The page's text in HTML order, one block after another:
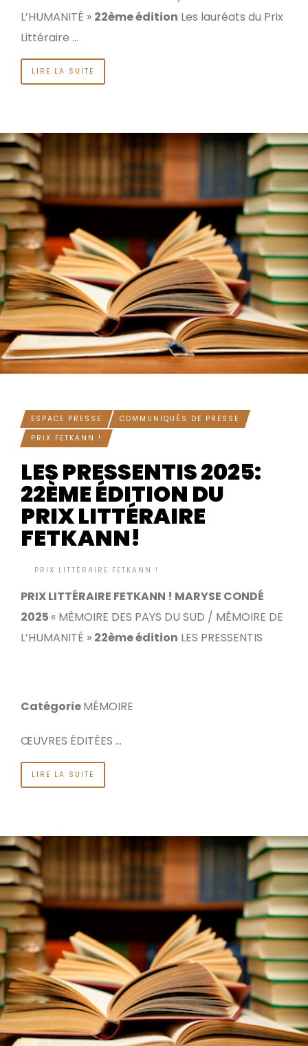
L’HUMANITÉ » 22ème édition Les lauréats du Prix
Littéraire …
LIRE LA SUITE
ESPACE PRESSE
COMMUNIQUÉS DE PRESSE
PRIX FETKANN !
LES PRESSENTIS 2025:
22ÈME ÉDITION DU
PRIX LITTÉRAIRE
FETKANN!
PRIX LITTÉRAIRE FETKANN !
PRIX LITTÉRAIRE FETKANN ! MARYSE CONDÉ
2025 « MÉMOIRE DES PAYS DU SUD / MÉMOIRE DE
L’HUMANITÉ » 22ème édition LES PRESSENTIS
CatégorieMÉMOIRE
ŒUVRES ÉDITÉES …
LIRE LA SUITE